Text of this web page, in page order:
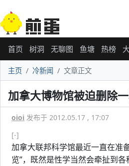
首页 树洞 无聊图 鱼塘 热榜
主页 冷新闻 文章正文
加拿大博物馆被迫删除
oioi 发布于 2012.05.17 , 17:07
[-]
加拿大联邦科学馆最近一直在准
览”，既然是性学当然会牵扯到